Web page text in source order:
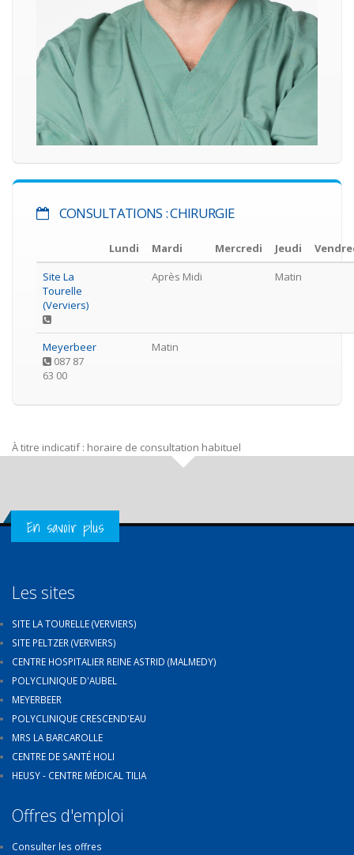
CONSULTATIONS : CHIRURGIE
Lundi Mardi Mercredi Jeudi
Site La
Tourelle
(Verviers)
Après Midi Matin
Meyerbeer
087 87
63 00
Matin
À titre indicatif : horaire de consultation habituel
Get in Touch
En savoir plus
Les sites
SITE LA TOURELLE (VERVIERS)
SITE PELTZER (VERVIERS)
CENTRE HOSPITALIER REINE ASTRID (MALMEDY)
POLYCLINIQUE D'AUBEL
MEYERBEER
POLYCLINIQUE CRESCEND'EAU
MRS LA BARCAROLLE
CENTRE DE SANTÉ HOLI
HEUSY - CENTRE MÉDICAL TILIA
Offres d'emploi
Consulter les offres